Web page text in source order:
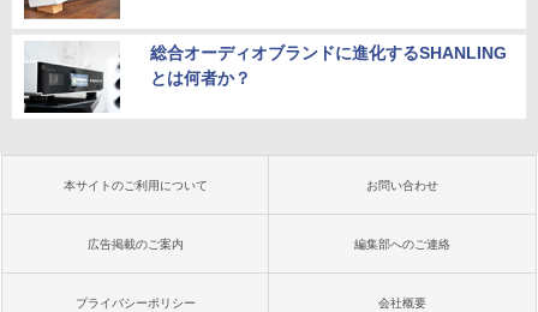
総合オーディオブランドに進化するSHANLING
とは何者か？
本サイトのご利用について お問い合わせ
広告掲載のご案内 編集部へのご連絡
プライバシーポリシー 会社概要